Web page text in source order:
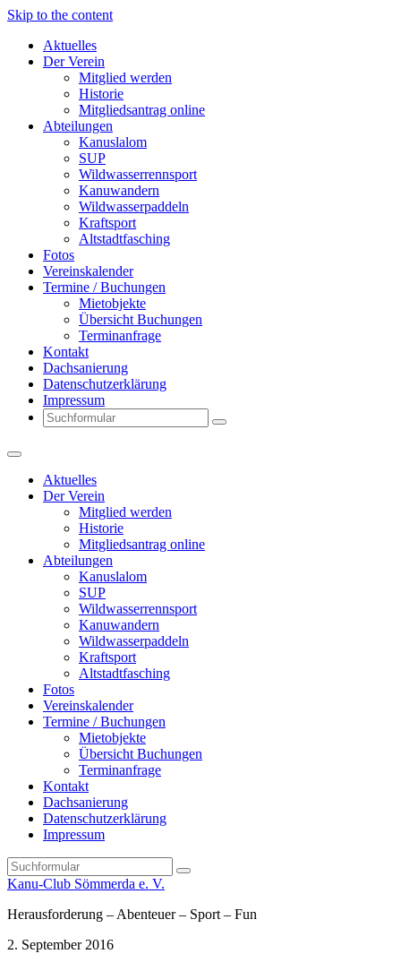
Skip to the content
Aktuelles
Der Verein
Mitglied werden
Historie
Mitgliedsantrag online
Abteilungen
Kanuslalom
SUP
Wildwasserrennsport
Kanuwandern
Wildwasserpaddeln
Kraftsport
Altstadtfasching
Fotos
Vereinskalender
Termine / Buchungen
Mietobjekte
Übersicht Buchungen
Terminanfrage
Kontakt
Dachsanierung
Datenschutzerklärung
Impressum
Search
Aktuelles
Der Verein
Mitglied werden
Historie
Mitgliedsantrag online
Abteilungen
Kanuslalom
SUP
Wildwasserrennsport
Kanuwandern
Wildwasserpaddeln
Kraftsport
Altstadtfasching
Fotos
Vereinskalender
Termine / Buchungen
Mietobjekte
Übersicht Buchungen
Terminanfrage
Kontakt
Dachsanierung
Datenschutzerklärung
Impressum
Search
Kanu-Club Sömmerda e. V.
Herausforderung – Abenteuer – Sport – Fun
2. September 2016